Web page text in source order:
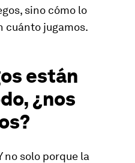
sino cómo lo
cuánto jugamos.
están
¿nos
no solo porque la